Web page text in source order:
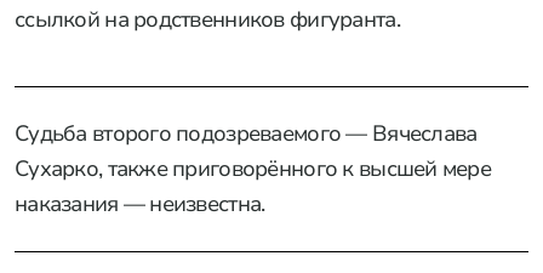
ссылкой на родственников фигуранта.
Судьба второго подозреваемого — Вячеслава
Сухарко, также приговорённого к высшей мере
наказания — неизвестна.